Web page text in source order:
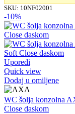
SKU: 10NF02001
-10%
Uporedi
Quick view
Dodaj u omiljene
WC šolja konzolna
Close daskom